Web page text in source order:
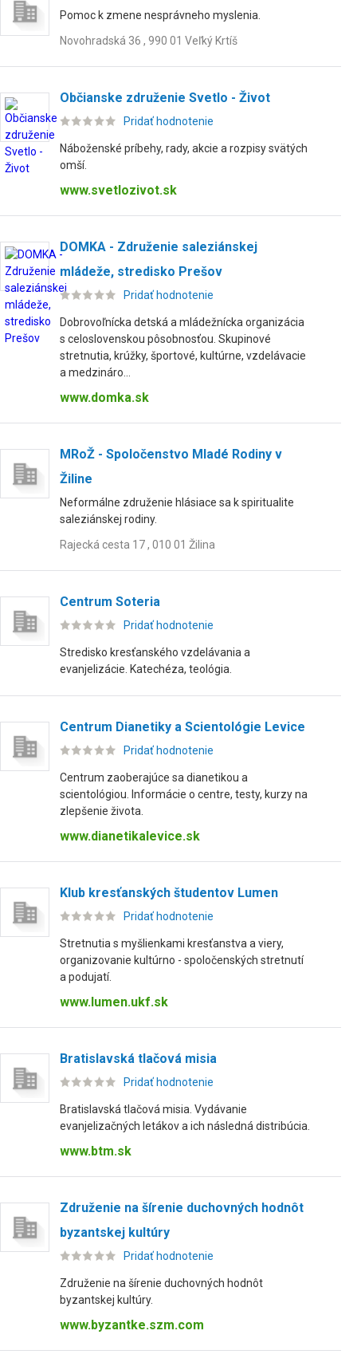
Pomoc k zmene nesprávneho myslenia.
Novohradská 36 , 990 01 Veľký Krtíš
Občianske združenie Svetlo - Život
Pridať hodnotenie
Náboženské príbehy, rady, akcie a rozpisy svätých
omší.
www.svetlozivot.sk
DOMKA - Združenie saleziánskej
mládeže, stredisko Prešov
Pridať hodnotenie
Dobrovoľnícka detská a mládežnícka organizácia
s celoslovenskou pôsobnosťou. Skupinové
stretnutia, krúžky, športové, kultúrne, vzdelávacie
a medzináro...
www.domka.sk
MRoŽ - Spoločenstvo Mladé Rodiny v
Žiline
Neformálne združenie hlásiace sa k spiritualite
saleziánskej rodiny.
Rajecká cesta 17 , 010 01 Žilina
Centrum Soteria
Pridať hodnotenie
Stredisko kresťanského vzdelávania a
evanjelizácie. Katechéza, teológia.
Centrum Dianetiky a Scientológie Levice
Pridať hodnotenie
Centrum zaoberajúce sa dianetikou a
scientológiou. Informácie o centre, testy, kurzy na
zlepšenie života.
www.dianetikalevice.sk
Klub kresťanských študentov Lumen
Pridať hodnotenie
Stretnutia s myšlienkami kresťanstva a viery,
organizovanie kultúrno - spoločenských stretnutí
a podujatí.
www.lumen.ukf.sk
Bratislavská tlačová misia
Pridať hodnotenie
Bratislavská tlačová misia. Vydávanie
evanjelizačných letákov a ich následná distribúcia.
www.btm.sk
Združenie na šírenie duchovných hodnôt
byzantskej kultúry
Pridať hodnotenie
Združenie na šírenie duchovných hodnôt
byzantskej kultúry.
www.byzantke.szm.com